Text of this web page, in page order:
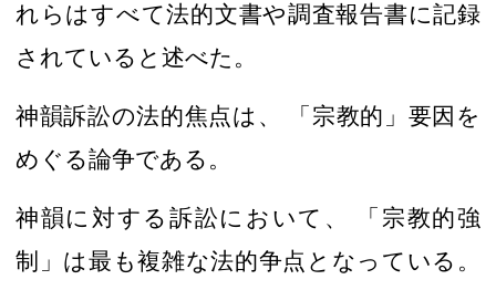
れらはすべて法的文書や調査報告書に記録
されていると述べた。
神韻訴訟の法的焦点は 、 「 宗教的 」 要因を
めぐる論争である。
神韻に対する訴訟において、 「宗教的強
制 」は最も複雑な法的争点 となっている。